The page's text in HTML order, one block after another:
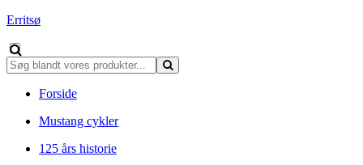
Erritsø
Forside
Mustang cykler
125 års historie